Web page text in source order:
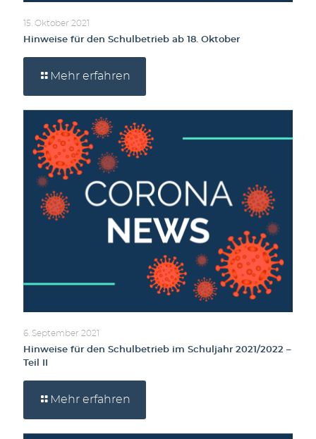
15. Oktober 2021
Hinweise für den Schulbetrieb ab 18. Oktober
Mehr erfahren
6. September 2021
Hinweise für den Schulbetrieb im Schuljahr 2021/2022 –
Teil II
Mehr erfahren